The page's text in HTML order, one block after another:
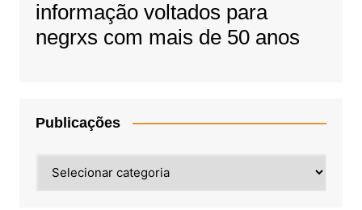
informação voltados para
negrxs com mais de 50 anos
Publicações